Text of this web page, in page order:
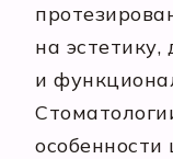
на эстетику,
и
особенности